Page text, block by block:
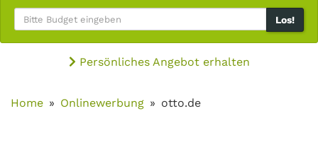
Los!
Persönliches Angebot erhalten
Home Onlinewerbung otto.de